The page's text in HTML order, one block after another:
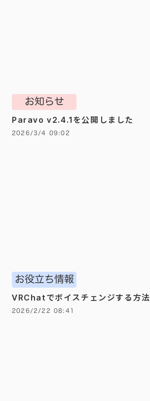
お知らせ
Paravo v2.4.1を公開しました
2026/3/4 09:02
お役立ち情報
VRChatでボイスチェンジする方法
2026/2/22 08:41